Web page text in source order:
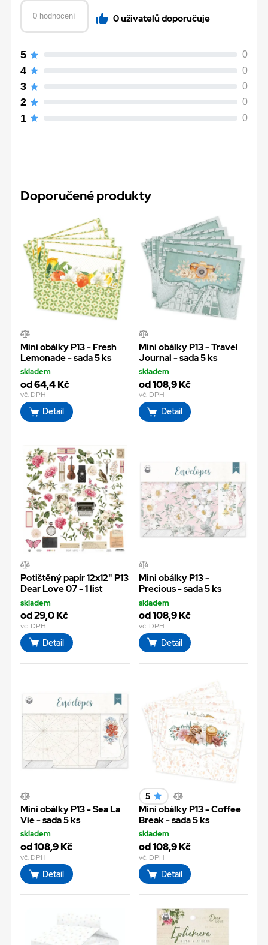
0 hodnocení 0 uživatelů doporučuje
5 0
4 0
3 0
2 0
1 0
Doporučené produkty
Mini obálky P13 - Fresh
Lemonade - sada 5 ks
skladem
od 64,4 Kč
vč. DPH
Detail
Mini obálky P13 - Travel
Journal - sada 5 ks
skladem
od 108,9 Kč
vč. DPH
Detail
Potištěný papír 12x12" P13
Dear Love 07 - 1 list
skladem
od 29,0 Kč
vč. DPH
Detail
Mini obálky P13 -
Precious - sada 5 ks
skladem
od 108,9 Kč
vč. DPH
Detail
Mini obálky P13 - Sea La
Vie - sada 5 ks
skladem
od 108,9 Kč
vč. DPH
Detail
5
Mini obálky P13 - Coffee
Break - sada 5 ks
skladem
od 108,9 Kč
vč. DPH
Detail